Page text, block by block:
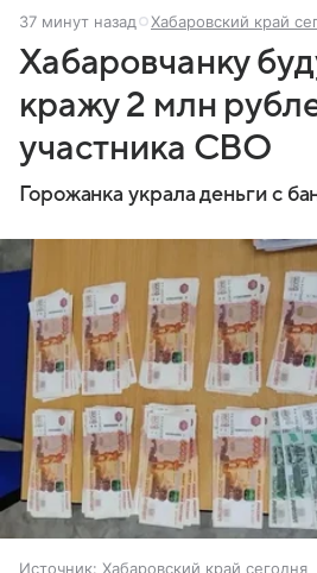
37 минут назад Хабаровский край
Хабаровчанку
кражу 2 млн
участника СВО
Горожанка украла деньги с
Источник: Хабаровский край сегодня